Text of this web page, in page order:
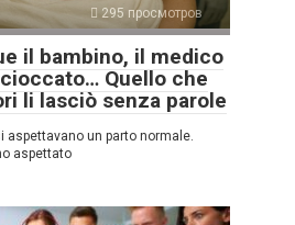
295 просмотров
il bambino, il medico
Quello che
li lasciò senza parole
aspettavano un parto normale.
aspettato